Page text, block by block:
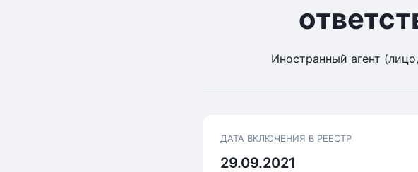
Иностранный агент
ДАТА ВКЛЮЧЕНИЯ В РЕЕСТР
29.09.2021